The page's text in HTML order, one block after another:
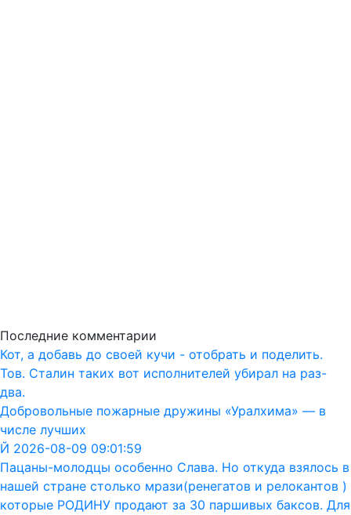
Последние комментарии
Кот, а добавь до своей кучи - отобрать и поделить.
Тов. Сталин таких вот исполнителей убирал на раз-
два.
Добровольные пожарные дружины «Уралхима» — в
числе лучших
Й 2026-08-09 09:01:59
Пацаны-молодцы особенно Слава. Но откуда взялось в
нашей стране столько мрази(ренегатов и релокантов )
которые РОДИНУ продают за 30 паршивых баксов. Для